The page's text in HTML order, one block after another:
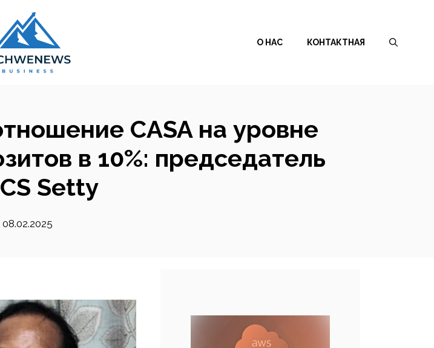
О НАС КОНТАКТНАЯ
CASA на уровне
в 10%: председатель
Setty
08.02.2025